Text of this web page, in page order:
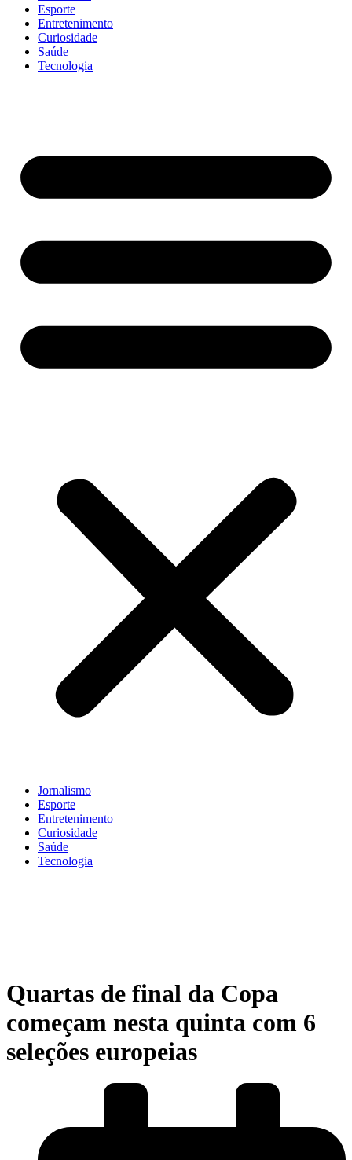
Esporte
Entretenimento
Curiosidade
Saúde
Tecnologia
Jornalismo
Esporte
Entretenimento
Curiosidade
Saúde
Tecnologia
Quartas de final da Copa
começam nesta quinta com 6
seleções europeias